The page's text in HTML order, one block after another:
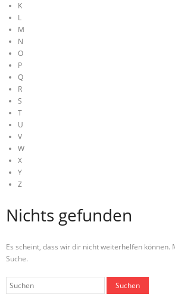
K
L
M
N
O
P
Q
R
S
T
U
V
W
X
Y
Z
Nichts gefunden
Es scheint, dass wir dir nicht weiterhelfen können.
Suche.